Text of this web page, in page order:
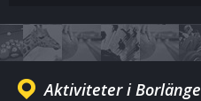
Aktiviteter i Borlänge